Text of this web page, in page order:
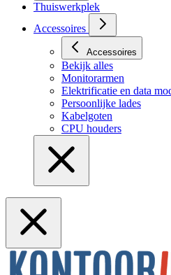
Thuiswerkplek
Accessoires
Accessoires
Bekijk alles
Monitorarmen
Elektrificatie en data
Persoonlijke lades
Kabelgoten
CPU houders